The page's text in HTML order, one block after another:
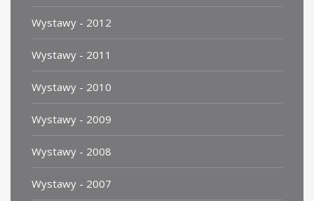
Wystawy - 2012
Wystawy - 2011
Wystawy - 2010
Wystawy - 2009
Wystawy - 2008
Wystawy - 2007